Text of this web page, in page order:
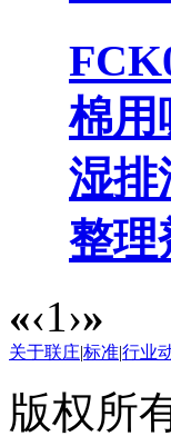
棉用
湿排
整理
«‹1 ›»
关于联庄|标准|行业
版权所